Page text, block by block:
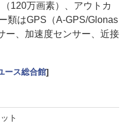
120万画素）、アウトカ
類はGPS（A-GPS/Glonas
ー、加速度センサー、近接
ース総合館]
ト